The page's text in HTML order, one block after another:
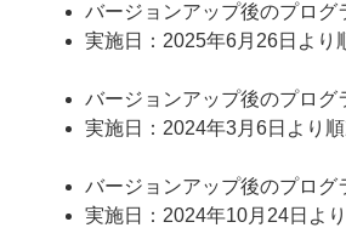
バージョンアップ後のプログ
実施日：2025年6月26日より
バージョンアップ後のプログ
実施日：2024年3月6日より
バージョンアップ後のプログ
実施日：2024年10月24日よ